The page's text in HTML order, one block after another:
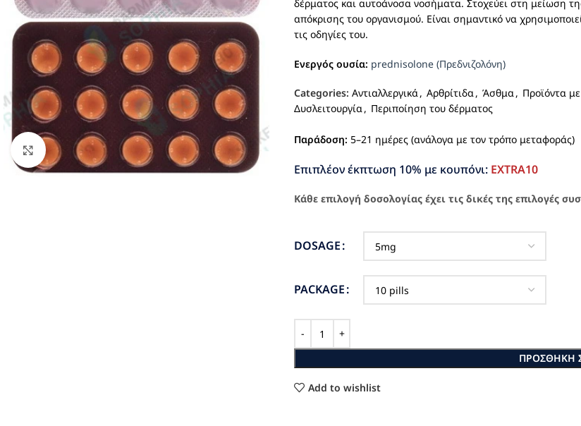
Click to enlarge
δέρματος και αυτοάνοσα νοσήματα. Στοχεύει στη μείωση
απόκρισης του οργανισμού. Είναι σημαντικό να
τις οδηγίες του.
Ενεργός ουσία: prednisolone (Πρεδνιζολόνη)
Categories: Αντιαλλεργικά, Αρθρίτιδα, Άσθμα, Προϊόντα
Δυσλειτουργία, Περιποίηση του δέρματος
Παράδοση: 5–21 ημέρες (ανάλογα με τον τρόπο μεταφοράς)
Επιπλέον έκπτωση 10% με κουπόνι: EXTRA10
Κάθε επιλογή δοσολογίας έχει τις δικές της επιλογές
DOSAGE
PACKAGE
ΠΡΟΣΘΉΚΗ
Add to wishlist